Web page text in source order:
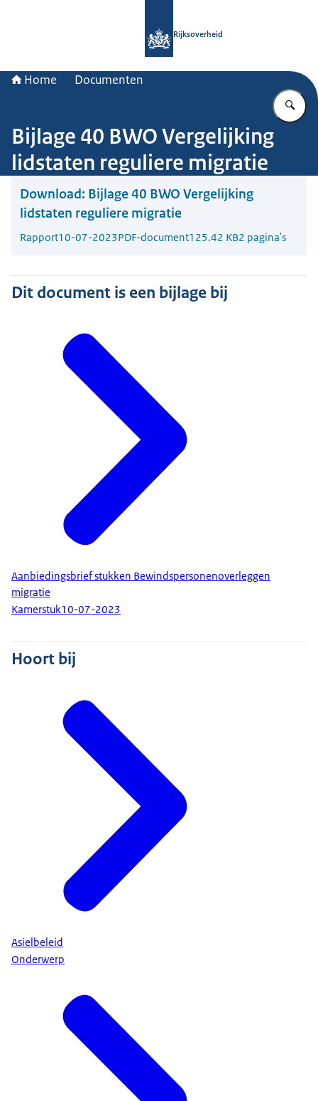
Rijksoverheid
Home Documenten
Bijlage 40 BWO Vergelijking
lidstaten reguliere migratie
Download: Bijlage 40 BWO Vergelijking
lidstaten reguliere migratie
Rapport10-07-2023PDF-document125.42 KB2 pagina's
Dit document is een bijlage bij
Aanbiedingsbrief stukken Bewindspersonenoverleggen
migratie
Kamerstuk10-07-2023
Hoort bij
Asielbeleid
Onderwerp